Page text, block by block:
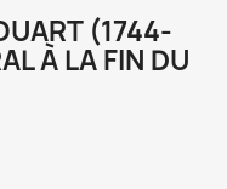
(1744-
À LA FIN DU